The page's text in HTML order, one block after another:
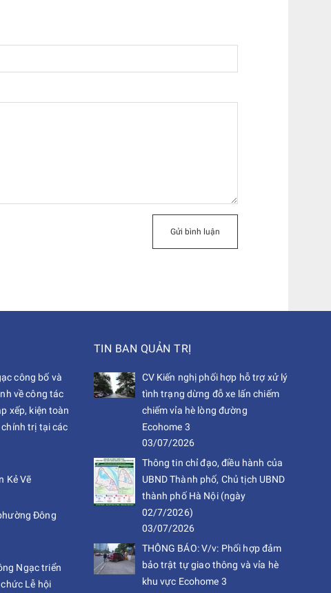
Gửi bình luận
công bố và
về công tác
xếp, kiện toàn
trị tại các
Kẻ Vẽ
Đông
Ngạc triển
Lễ hội
TIN BAN QUẢN TRỊ
CV Kiến nghị phối hợp hỗ trợ xử lý
tình trạng dừng đỗ xe lấn chiếm
chiếm vỉa hè lòng đường
Ecohome 3
03/07/2026
Thông tin chỉ đạo, điều hành của
UBND Thành phố, Chủ tịch UBND
thành phố Hà Nội (ngày
02/7/2026)
03/07/2026
THÔNG BÁO: V/v: Phối hợp đảm
bảo trật tự giao thông và vỉa hè
khu vực Ecohome 3